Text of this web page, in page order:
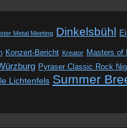
Metal Meeting Dinkelsbühl
Konzert-Bericht Kreator Masters of
Pyraser Classic Rock
Lichtenfels Summer